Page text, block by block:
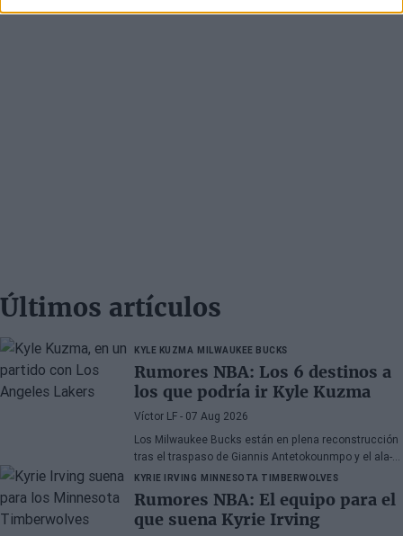
Últimos artículos
KYLE KUZMA MILWAUKEE BUCKS
Rumores NBA: Los 6 destinos a
los que podría ir Kyle Kuzma
Víctor LF - 07 Aug 2026
Los Milwaukee Bucks están en plena reconstrucción
tras el traspaso de Giannis Antetokounmpo y el ala-
pívot podría ser el siguiente
KYRIE IRVING MINNESOTA TIMBERWOLVES
Rumores NBA: El equipo para el
que suena Kyrie Irving